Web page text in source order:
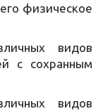
физическое
видов
с сохранным
видов